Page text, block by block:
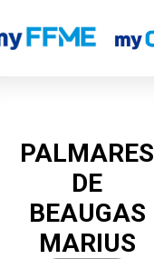
Classements
PALMARES
DE
BEAUGAS
MARIUS